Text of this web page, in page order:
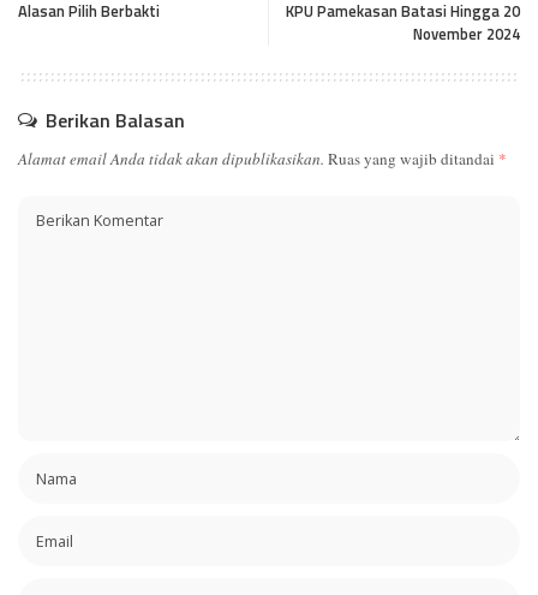
Alasan Pilih Berbakti
KPU Pamekasan Batasi Hingga 20
November 2024
Berikan Balasan
Alamat email Anda tidak akan dipublikasikan. Ruas yang wajib ditandai *